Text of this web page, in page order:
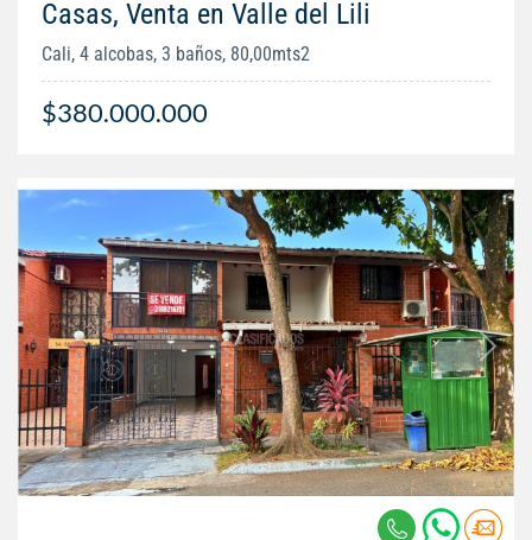
Casas, Venta en Valle del Lili
Cali, 4 alcobas, 3 baños, 80,00mts2
$380.000.000